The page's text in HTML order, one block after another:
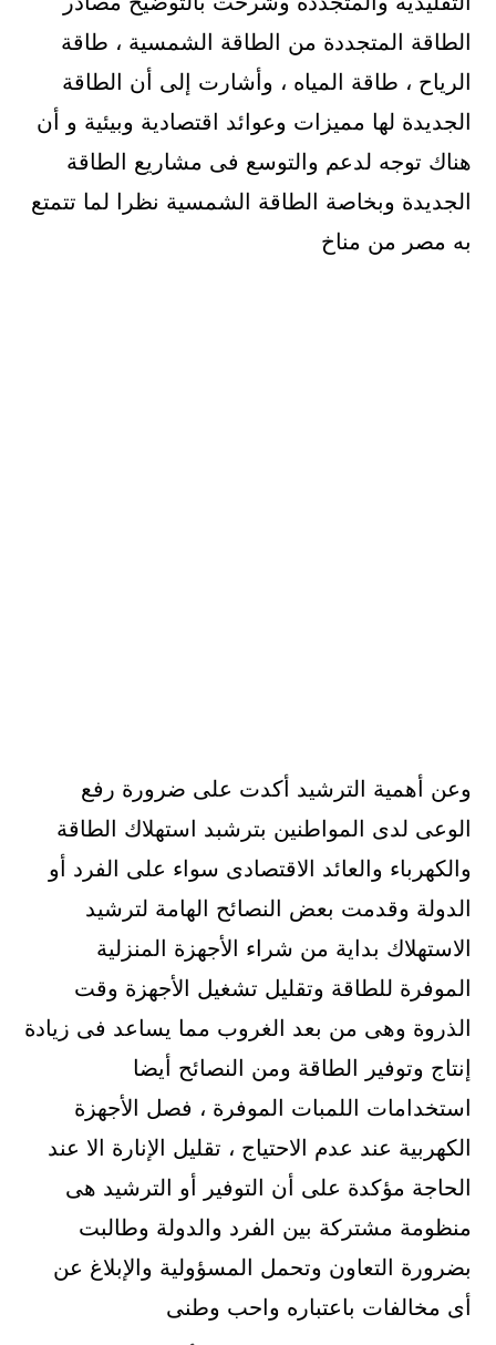
الطاقة المتجددة من الطاقة الشمسية ، طاقة
الرياح ، طاقة المياه ، وأشارت إلى أن الطاقة
الجديدة لها مميزات وعوائد اقتصادية وبيئية و أن
هناك توجه لدعم والتوسع فى مشاريع الطاقة
الجديدة وبخاصة الطاقة الشمسية نظرا لما تتمتع
به مصر من مناخ
وعن أهمية الترشيد أكدت على ضرورة رفع
الوعى لدى المواطنين بترشبد استهلاك الطاقة
والكهرباء والعائد الاقتصادى سواء على الفرد أو
الدولة وقدمت بعض النصائح الهامة لترشيد
الاستهلاك بداية من شراء الأجهزة المنزلية
الموفرة للطاقة وتقليل تشغيل الأجهزة وقت
الذروة وهى من بعد الغروب مما يساعد فى زيادة
إنتاج وتوفير الطاقة ومن النصائح أيضا
استخدامات اللمبات الموفرة ، فصل الأجهزة
الكهربية عند عدم الاحتياج ، تقليل الإنارة الا عند
الحاجة مؤكدة على أن التوفير أو الترشيد هى
منظومة مشتركة بين الفرد والدولة وطالبت
بضرورة التعاون وتحمل المسؤولية والإبلاغ عن
أى مخالفات باعتباره واحب وطنى